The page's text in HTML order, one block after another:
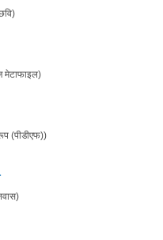
मेटाफाइल)
(पीडीएफ))